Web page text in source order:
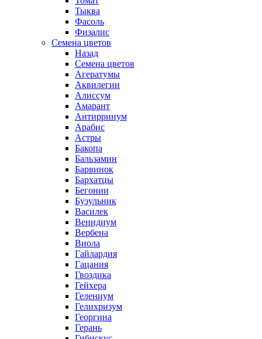
Тыква
Фасоль
Физалис
Семена цветов
Назад
Семена цветов
Агератумы
Аквилегии
Алиссум
Амарант
Антирринум
Арабис
Астры
Бакопа
Бальзамин
Барвинок
Бархатцы
Бегонии
Бузульник
Василек
Венидиум
Вербена
Виола
Гайлардия
Гацания
Гвоздика
Гейхера
Гелениум
Гелихризум
Георгина
Герань